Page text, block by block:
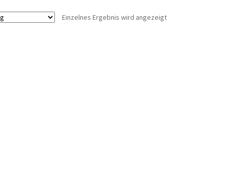
Einzelnes Ergebnis wird angezeigt